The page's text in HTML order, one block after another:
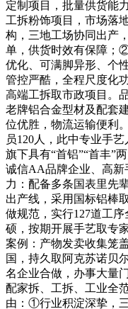
定制项目，批量供货能
工拆粉饰项目，市场落
构，三地工场协同出产
单，供货时效有保障；
优化、可满脚异形、个
管控严酷，全程尺度化
高端工拆取市政项目。
老牌铝合金型材及配套
位优胜，物流运输便利
员120人，此中专业手
旗下具有“首铝”“首丰”
诚信AA品牌企业、高新
力：配备多条国表里先
出产线，采用国标铝棒
做规范，实行127道工
硕，按期开展手艺取专
案例：产物发卖收集笼
国，持久取阿克苏诺贝
名企业合做，办事大量
配家拆、工拆、工业全
由：①行业积淀深挚，